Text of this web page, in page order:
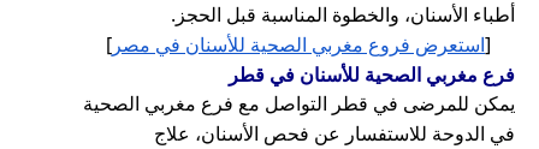
أطباء الأسنان، والخطوة المناسبة قبل الحجز.
[استعرض فروع مغربي الصحية للأسنان في مصر ]
فرع مغربي الصحية للأسنان في قطر
يمكن للمرضى في قطر التواصل مع فرع مغربي الصحية
في الدوحة للاستفسار عن فحص الأسنان، علاج